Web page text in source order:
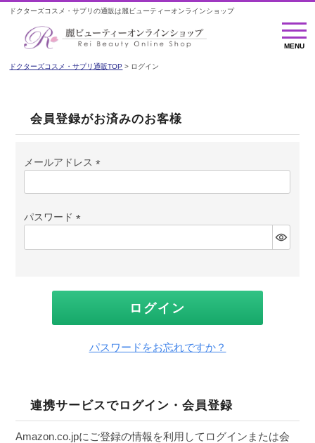
ドクターズコスメ・サプリの通販は麗ビューティーオンラインショップ
MENU
MENU
ドクターズコスメ・サプリ通販TOP ログイン
会員登録がお済みのお客様
メールアドレス
須)
パスワード
須)
ログイン
パスワードをお忘れですか？
連携サービスでログイン・会員登録
Amazon.co.jpにご登録の情報を利用してログインまたは会